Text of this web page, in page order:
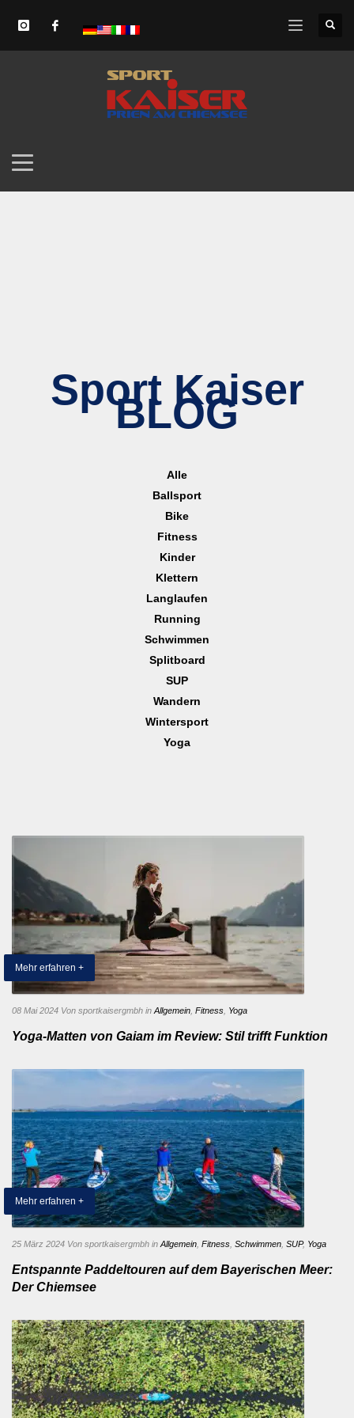
Sport Kaiser
BLOG
Alle
Ballsport
Bike
Fitness
Kinder
Klettern
Langlaufen
Running
Schwimmen
Splitboard
SUP
Wandern
Wintersport
Yoga
Mehr erfahren +
08 Mai 2024 Von sportkaisergmbh in Allgemein Fitness Yoga
Yoga-Matten von Gaiam im Review: Stil trifft Funktion
Mehr erfahren +
25 März 2024 Von sportkaisergmbh in Allgemein Fitness Schwimmen SUP, Yoga
Entspannte Paddeltouren auf dem Bayerischen Meer:
Der Chiemsee